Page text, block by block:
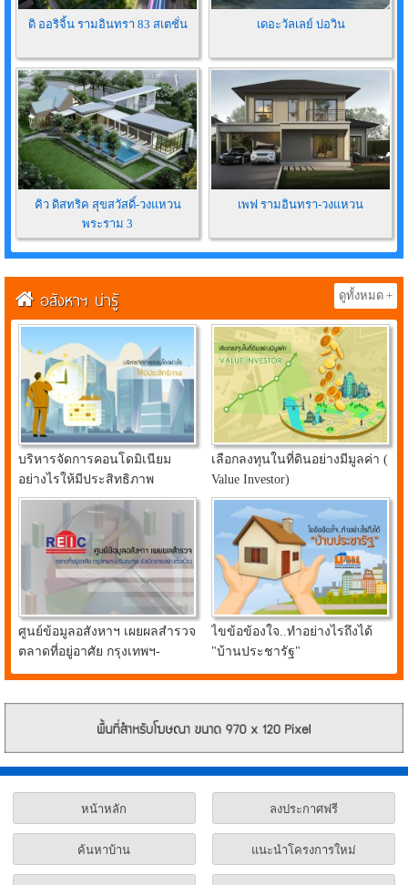
ดิ ออริจิ้น รามอินทรา 83 สเตชั่น เดอะวัลเลย์ บ่อวิน
คิว ดิสทริค สุขสวัสดิ์-วงแหวน
พระราม 3
เพฟ รามอินทรา-วงแหวน
อสังหาฯ น่ารู้ ดูทั้งหมด +
บริหารจัดการคอนโดมิเนียม
อย่างไรให้มีประสิทธิภาพ
เลือกลงทุนในที่ดินอย่างมีมูลค่า (
Value Investor)
ศูนย์ข้อมูลอสังหาฯ เผยผลสำรวจ
ตลาดที่อยู่อาศัย กรุงเทพฯ-
ปริมณฑล ยังเปิดขายอย่างต่อ
ไขข้อข้องใจ..ทำอย่างไรถึงได้
"บ้านประชารัฐ"
หน้าหลัก ลงประกาศฟรี
ค้นหาบ้าน แนะนำโครงการใหม่